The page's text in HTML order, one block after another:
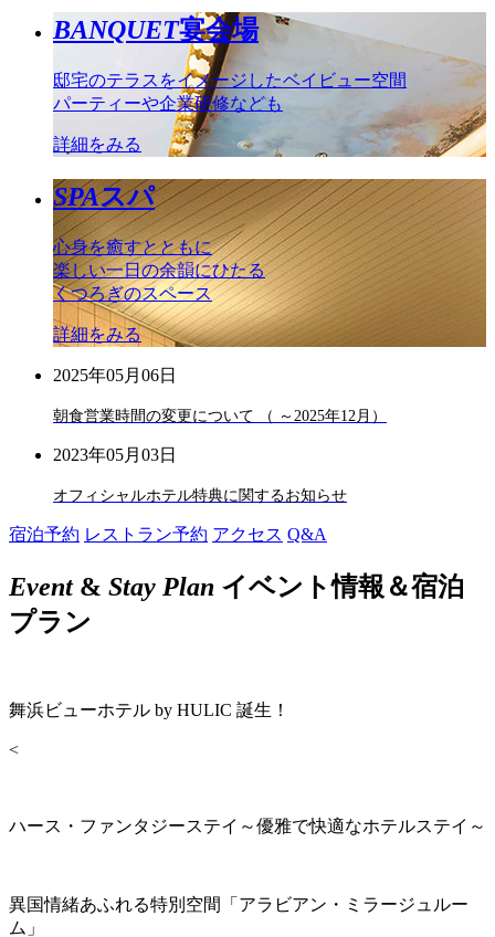
BANQUET宴会場
邸宅のテラスをイメージしたベイビュー空間
パーティーや企業研修なども
詳細をみる
SPAスパ
心身を癒すとともに
楽しい一日の余韻にひたる
くつろぎのスペース
詳細をみる
2025年05月06日
朝食営業時間の変更について （ ～2025年12月）
2023年05月03日
オフィシャルホテル特典に関するお知らせ
宿泊予約 レストラン予約 アクセス Q&A
Event& Stay Plan イベント情報＆宿泊
プラン
舞浜ビューホテル by HULIC 誕生！
<
ハース・ファンタジーステイ～優雅で快適なホテルステイ～
異国情緒あふれる特別空間「アラビアン・ミラージュルー
ム」